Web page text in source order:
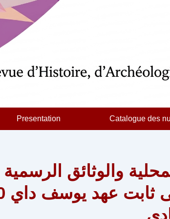
Presentation Catalogue des
والوثائق الرسمية